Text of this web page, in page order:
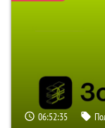
06:52:34